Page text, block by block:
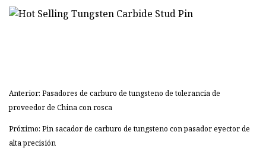
Anterior: Pasadores de carburo de tungsteno de tolerancia de
proveedor de China con rosca
Próximo: Pin sacador de carburo de tungsteno con pasador eyector de
alta precisión